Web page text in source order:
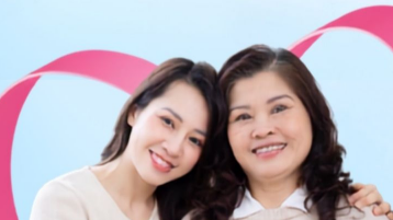
HOTLINE , đặt muaGÓI DỊCH VỤhoặc đặt
trên ứng dụng My Vinmec để quản lý, theo dõi
Chia sẻ